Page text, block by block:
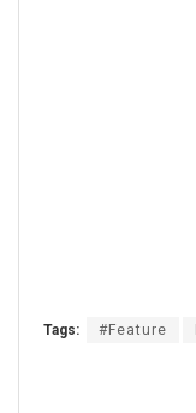
Tags: #Feature